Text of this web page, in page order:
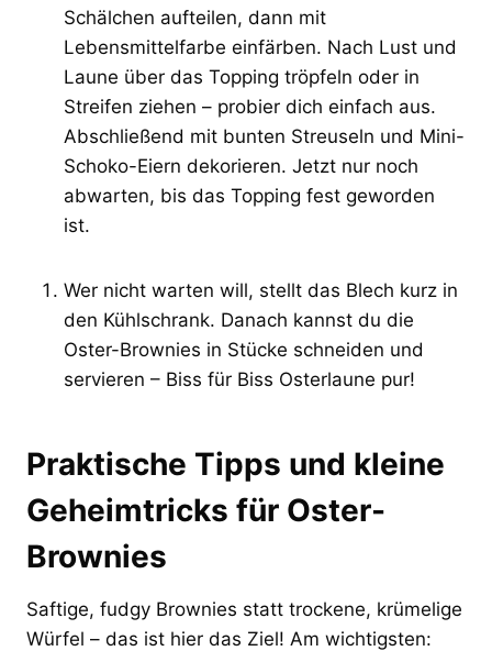
Schälchen aufteilen, dann mit
Lebensmittelfarbe einfärben. Nach Lust und
Laune über das Topping tröpfeln oder in
Streifen ziehen – probier dich einfach aus.
Abschließend mit bunten Streuseln und Mini-
Schoko-Eiern dekorieren. Jetzt nur noch
abwarten, bis das Topping fest geworden
ist.
Wer nicht warten will, stellt das Blech kurz in
den Kühlschrank. Danach kannst du die
Oster-Brownies in Stücke schneiden und
servieren – Biss für Biss Osterlaune pur!
Praktische Tipps und kleine
Geheimtricks für Oster-
Brownies
Saftige, fudgy Brownies statt trockene, krümelige
Würfel – das ist hier das Ziel! Am wichtigsten: